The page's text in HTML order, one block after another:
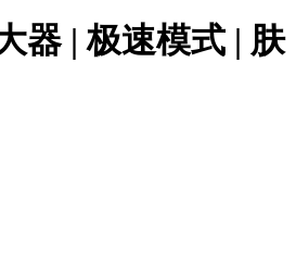
器 | 极速模式 | 肤